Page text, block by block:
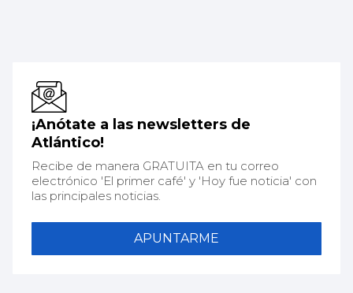
¡Anótate a las newsletters de
Atlántico!
Recibe de manera GRATUITA en tu correo
electrónico 'El primer café' y 'Hoy fue noticia' con
las principales noticias.
APUNTARME